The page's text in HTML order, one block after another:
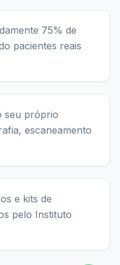
75% de
pacientes reais
seu próprio
escaneamento
e kits de
pelo Instituto